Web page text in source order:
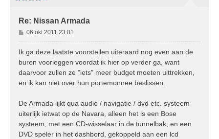
Re: Nissan Armada
B
e
h
t
06 okt 2011 23:01
Ik ga deze laatste voorstellen uiteraard nog even aan de
buren voorleggen voordat ik hier op verder ga, want
daarvoor zullen ze "iets" meer budget moeten uittrekken,
en ik kan niet over hun portemonnee beslissen.
De Armada lijkt qua audio / navigatie / dvd etc. systeem
uiterlijk ietwat op de Navara, alleen het is een Bose
systeem, met een CD-wisselaar in de tunnelbak, en een
DVD speler in het dashbord, gekoppeld aan een lcd